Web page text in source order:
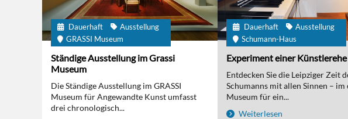
Dauerhaft
Ausstellung
GRASSI Museum
Ständige Ausstellung im Grassi
Museum
Die Ständige Ausstellung im GRASSI
Museum für Angewandte Kunst umfasst
drei chronologisch...
Dauerhaft
Ausstellung
Schumann-Haus
Experiment einer Künstlerehe
Entdecken Sie die Leipziger Zeit
Schumanns mit allen Sinnen – im
Museum für ein...
Weiterlesen